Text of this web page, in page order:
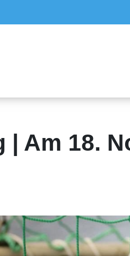
| Am 18.